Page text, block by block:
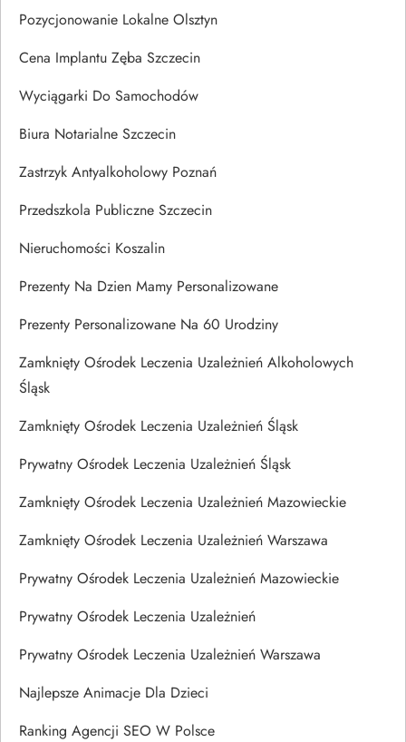
Pozycjonowanie Lokalne Olsztyn
Cena Implantu Zęba Szczecin
Wyciągarki Do Samochodów
Biura Notarialne Szczecin
Zastrzyk Antyalkoholowy Poznań
Przedszkola Publiczne Szczecin
Nieruchomości Koszalin
Prezenty Na Dzien Mamy Personalizowane
Prezenty Personalizowane Na 60 Urodziny
Zamknięty Ośrodek Leczenia Uzależnień Alkoholowych
Śląsk
Zamknięty Ośrodek Leczenia Uzależnień Śląsk
Prywatny Ośrodek Leczenia Uzależnień Śląsk
Zamknięty Ośrodek Leczenia Uzależnień Mazowieckie
Zamknięty Ośrodek Leczenia Uzależnień Warszawa
Prywatny Ośrodek Leczenia Uzależnień Mazowieckie
Prywatny Ośrodek Leczenia Uzależnień
Prywatny Ośrodek Leczenia Uzależnień Warszawa
Najlepsze Animacje Dla Dzieci
Ranking Agencji SEO W Polsce